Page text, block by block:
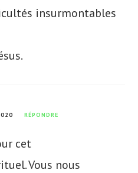
insurmontables
RÉPONDRE
cet
Vous nous